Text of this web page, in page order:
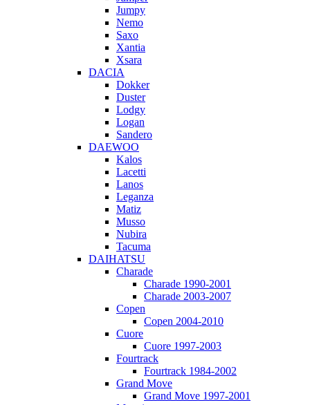
Jumpy
Nemo
Saxo
Xantia
Xsara
DACIA
Dokker
Duster
Lodgy
Logan
Sandero
DAEWOO
Kalos
Lacetti
Lanos
Leganza
Matiz
Musso
Nubira
Tacuma
DAIHATSU
Charade
Charade 1990-2001
Charade 2003-2007
Copen
Copen 2004-2010
Cuore
Cuore 1997-2003
Fourtrack
Fourtrack 1984-2002
Grand Move
Grand Move 1997-2001